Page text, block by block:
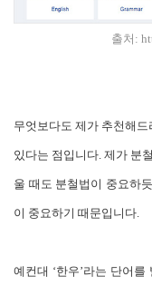
출처:
무엇보다도 제가 추천해
있다는 점입니다. 제가 분
울 때도 분철법이 중요하
이 중요하기 때문입니다.
예컨대 ‘한우’라는 단어